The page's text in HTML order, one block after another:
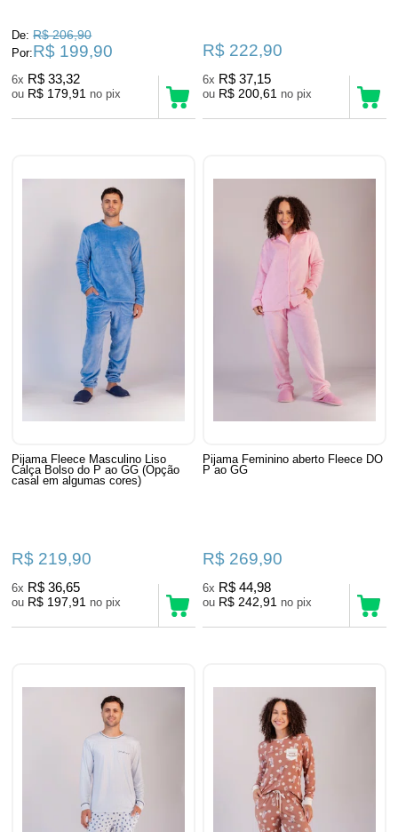
De: R$ 206,90
Por:R$ 199,90
6x R$ 33,32
ou R$ 179,91 no pix
R$ 222,90
6x R$ 37,15
ou R$ 200,61 no pix
Pijama Fleece Masculino Liso
Calça Bolso do P ao GG (Opção
casal em algumas cores)
R$ 219,90
6x R$ 36,65
ou R$ 197,91 no pix
Pijama Feminino aberto Fleece DO
P ao GG
R$ 269,90
6x R$ 44,98
ou R$ 242,91 no pix